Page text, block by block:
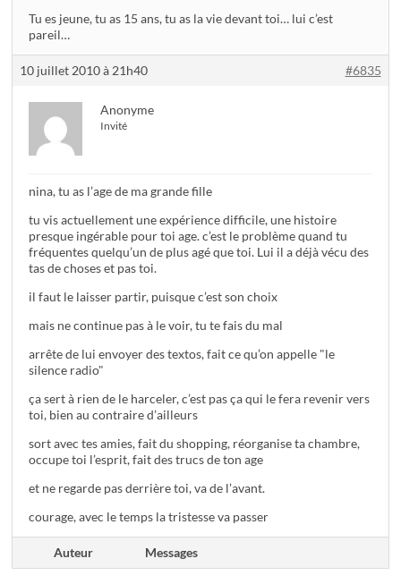
Tu es jeune, tu as 15 ans, tu as la vie devant toi… lui c’est
pareil…
10 juillet 2010 à 21h40 #6835
Anonyme
Invité
nina, tu as l’age de ma grande fille
tu vis actuellement une expérience difficile, une histoire
presque ingérable pour toi age. c’est le problème quand tu
fréquentes quelqu’un de plus agé que toi. Lui il a déjà vécu des
tas de choses et pas toi.
il faut le laisser partir, puisque c’est son choix
mais ne continue pas à le voir, tu te fais du mal
arrête de lui envoyer des textos, fait ce qu’on appelle "le
silence radio"
ça sert à rien de le harceler, c’est pas ça qui le fera revenir vers
toi, bien au contraire d’ailleurs
sort avec tes amies, fait du shopping, réorganise ta chambre,
occupe toi l’esprit, fait des trucs de ton age
et ne regarde pas derrière toi, va de l’avant.
courage, avec le temps la tristesse va passer
Auteur Messages